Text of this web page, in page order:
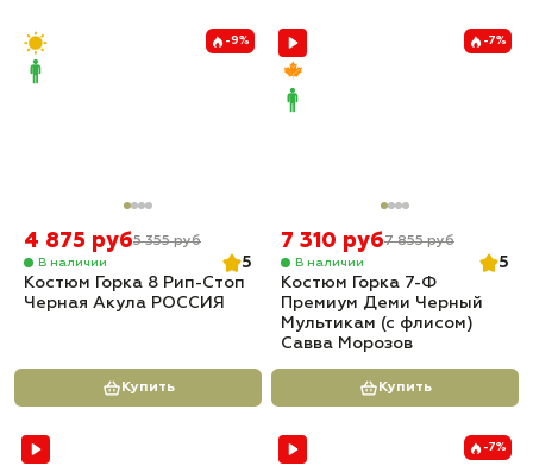
-9%
4 875 руб5 355 руб
В наличии
5
Костюм Горка 8 Рип-Стоп
Черная Акула РОССИЯ
Купить
-7%
7 310 руб7 855 руб
В наличии
5
Костюм Горка 7-Ф
Премиум Деми Черный
Мультикам (с флисом)
Савва Морозов
Купить
-7%